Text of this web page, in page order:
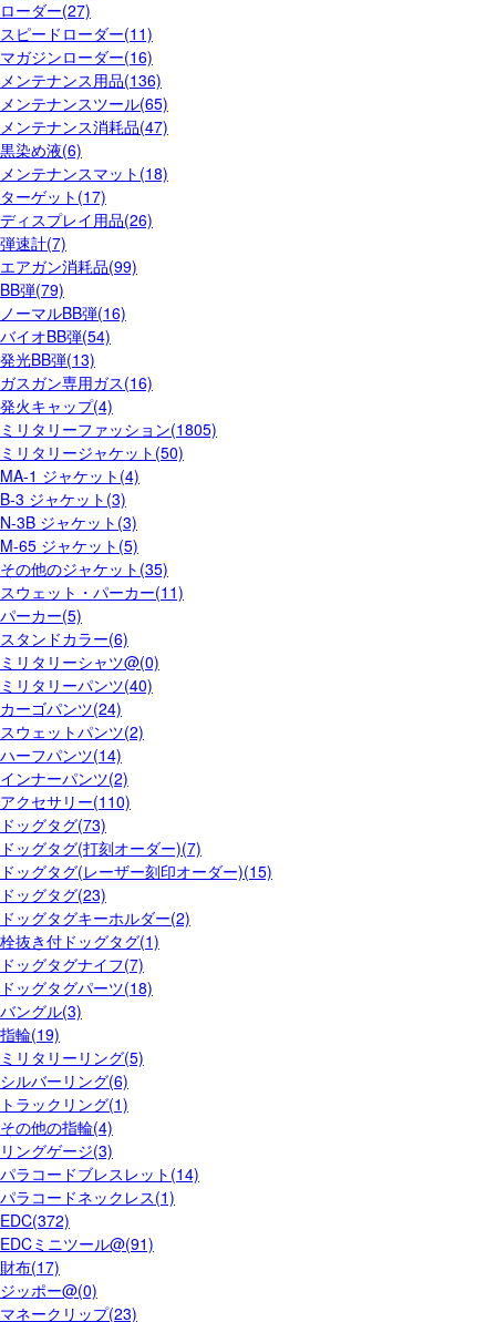
ローダー(27)
スピードローダー(11)
マガジンローダー(16)
メンテナンス用品(136)
メンテナンスツール(65)
メンテナンス消耗品(47)
黒染め液(6)
メンテナンスマット(18)
ターゲット(17)
ディスプレイ用品(26)
弾速計(7)
エアガン消耗品(99)
BB弾(79)
ノーマルBB弾(16)
バイオBB弾(54)
発光BB弾(13)
ガスガン専用ガス(16)
発火キャップ(4)
ミリタリーファッション(1805)
ミリタリージャケット(50)
MA-1 ジャケット(4)
B-3 ジャケット(3)
N-3B ジャケット(3)
M-65 ジャケット(5)
その他のジャケット(35)
スウェット・パーカー(11)
パーカー(5)
スタンドカラー(6)
ミリタリーシャツ@(0)
ミリタリーパンツ(40)
カーゴパンツ(24)
スウェットパンツ(2)
ハーフパンツ(14)
インナーパンツ(2)
アクセサリー(110)
ドッグタグ(73)
ドッグタグ(打刻オーダー)(7)
ドッグタグ(レーザー刻印オーダー)(15)
ドッグタグ(23)
ドッグタグキーホルダー(2)
栓抜き付ドッグタグ(1)
ドッグタグナイフ(7)
ドッグタグパーツ(18)
バングル(3)
指輪(19)
ミリタリーリング(5)
シルバーリング(6)
トラックリング(1)
その他の指輪(4)
リングゲージ(3)
パラコードブレスレット(14)
パラコードネックレス(1)
EDC(372)
EDCミニツール@(91)
財布(17)
ジッポー@(0)
マネークリップ(23)